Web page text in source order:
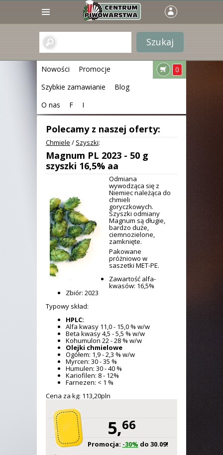
Nowości
Promocje
Szybkie zamawianie
Blog
O nas
F I
0
Polecamy z naszej oferty:
Chmiele / Szyszki:
Magnum PL 2023 - 50 g
szyszki 16,5% aa
Odmiana
wywodząca się z
Niemiec należąca do
chmieli
goryczkowych.
Szyszki odmiany
Magnum są długie,
bardzo duże,
ciemnozielone,
zamknięte.
Pakowane
próżniowo w
saszetki MET-PE.
Zawartość alfa-
kwasów: 16,5%
Zbiór: 2023
Typowy skład:
HPLC:
Alfa kwasy 11,0 - 15,0 % w/w
Beta kwasy 4,5 - 5,5 % w/w
Kohumulon 22 - 28 % w/w
Olejki chmielowe
Ogółem: 1,9 - 2,3 % w/w
Myrcen: 30 - 35 %
Humulen: 30 - 40 %
Kariofilen: 8 - 12%
Farnezen: < 1 %
Cena za kg: 113,20pln
5,66
Promocja: -30% do 30.09!